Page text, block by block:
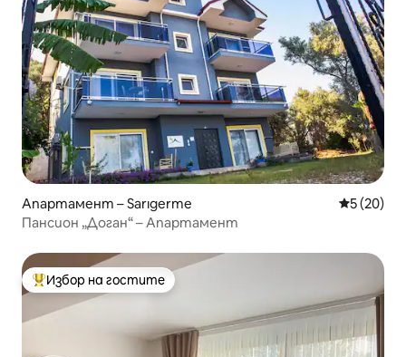
Апартамент – Sarıgerme Средна
5 (20)
Пансион „Доган“ – Апартамент
Най-популярен избор на гостите
Избор на гостите